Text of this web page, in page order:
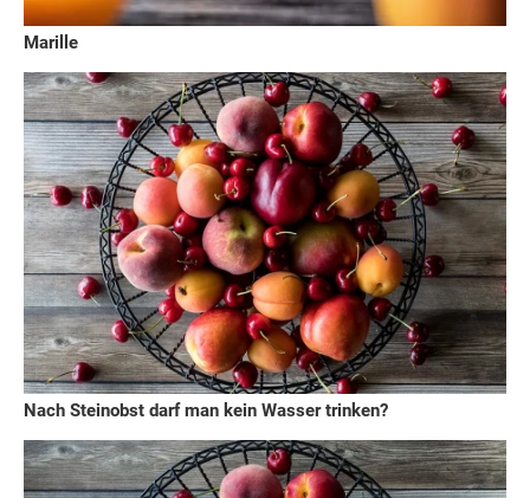
Marille
Nach Steinobst darf man kein Wasser trinken?